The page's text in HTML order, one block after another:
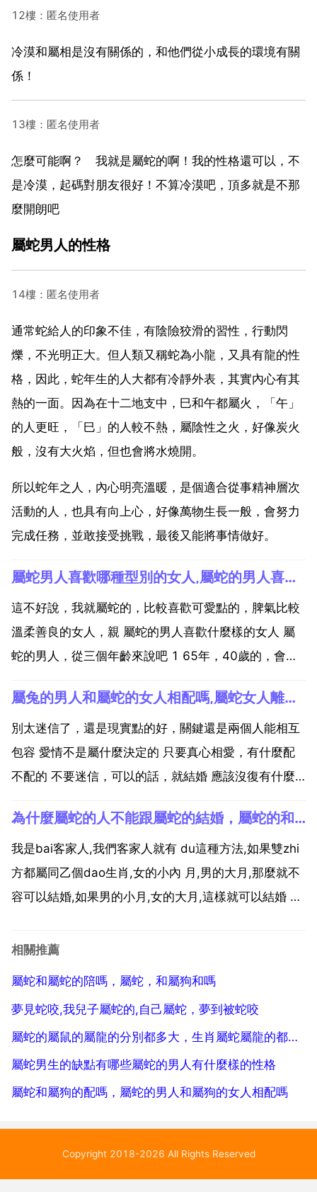
12樓：匿名使用者
冷漠和屬相是沒有關係的，和他們從小成長的環境有關
係！
13樓：匿名使用者
怎麼可能啊？ 我就是屬蛇的啊！我的性格還可以，不
是冷漠，起碼對朋友很好！不算冷漠吧，頂多就是不那
麼開朗吧
屬蛇男人的性格
14樓：匿名使用者
通常蛇給人的印象不佳，有陰險狡滑的習性，行動閃
爍，不光明正大。但人類又稱蛇為小龍，又具有龍的性
格，因此，蛇年生的人大都有冷靜外表，其實內心有其
熱的一面。因為在十二地支中，巳和午都屬火，「午」
的人更旺，「巳」的人較不熱，屬陰性之火，好像炭火
般，沒有大火焰，但也會將水燒開。
所以蛇年之人，內心明亮溫暖，是個適合從事精神層次
活動的人，也具有向上心，好像萬物生長一般，會努力
完成任務，並敢接受挑戰，最後又能將事情做好。
屬蛇男人喜歡哪種型別的女人,屬蛇的男人喜歡什麼樣的女人
這不好說，我就屬蛇的，比較喜歡可愛點的，脾氣比較
溫柔善良的女人，親 屬蛇的男人喜歡什麼樣的女人 屬
蛇的男人，從三個年齡來說吧 1 65年，40歲的，會喜
年，28歲的，會喜歡漂亮 溫柔又開朗的3 89年，16歲
的，時尚活潑又亮麗可愛的 屬蛇的一般...
屬兔的男人和屬蛇的女人相配嗎,屬蛇女人離婚後可以和屬牛男人結婚嗎
別太迷信了，還是現實點的好，關鍵還是兩個人能相互
包容 愛情不是屬什麼決定的 只要真心相愛，有什麼配
不配的 不要迷信，可以的話，就結婚 應該沒復有什麼
zhi不是命運 星座 屬 dao相決定的，而是個人的緣分 機
遇與努力。外國人沒有中國那麼多事，...
為什麼屬蛇的人不能跟屬蛇的結婚，屬蛇的和屬蛇的為什麼不能結婚
我是bai客家人,我們客家人就有 du這種方法,如果雙zhi
方都屬同乙個dao生肖,女的小內 月,男的大月,那麼就不
容可以結婚,如果男的小月,女的大月,這樣就可以結婚 以
說,如果女的小的話,兩個人以後結了婚就什麼事都做不
相關推薦
屬蛇和屬蛇的陪嗎，屬蛇，和屬狗和嗎
夢見蛇咬,我兒子屬蛇的,自己屬蛇，夢到被蛇咬
屬蛇的屬鼠的屬龍的分別都多大，生肖屬蛇屬龍的都多大了？
屬蛇男生的缺點有哪些屬蛇的男人有什麼樣的性格
屬蛇和屬狗的配嗎，屬蛇的男人和屬狗的女人相配嗎
Copyright 2018-2026 All Rights Reserved